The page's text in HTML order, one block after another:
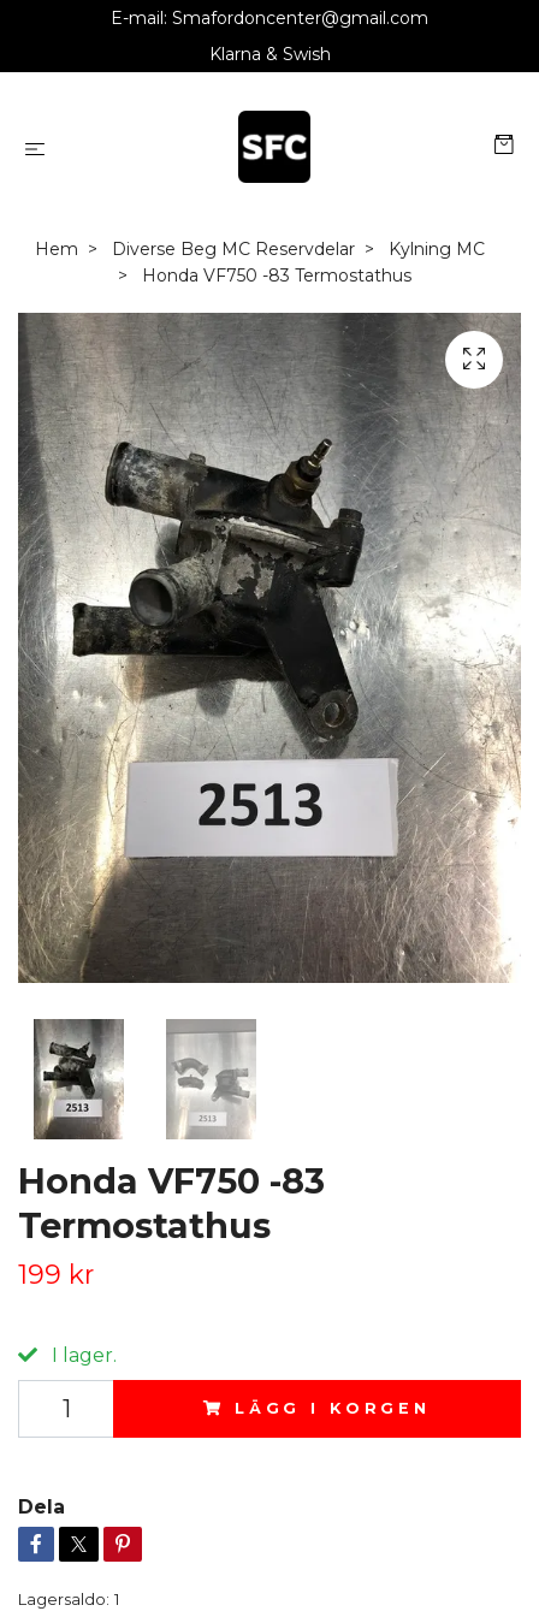
E-mail: Smafordoncenter@gmail.com
Klarna & Swish
Hem Diverse Beg MC Reservdelar
Kylning MC
Honda VF750 -83 Termostathus
Honda VF750 -83
Termostathus
199 kr
I lager.
LÄGG I KORGEN
Dela
Lagersaldo: 1